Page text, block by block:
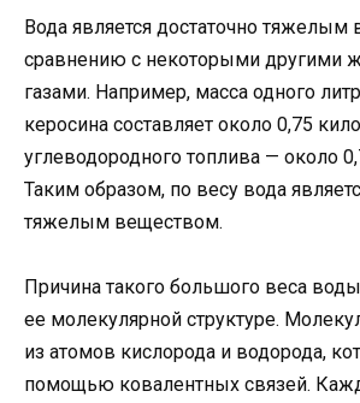
Вода является достаточно
сравнению с некоторыми другими
газами. Например, масса одного
керосина составляет около 0,75
углеводородного топлива — около
Таким образом, по весу вода
тяжелым веществом.
Причина такого большого веса
ее молекулярной структуре.
из атомов кислорода и водорода,
помощью ковалентных связей.